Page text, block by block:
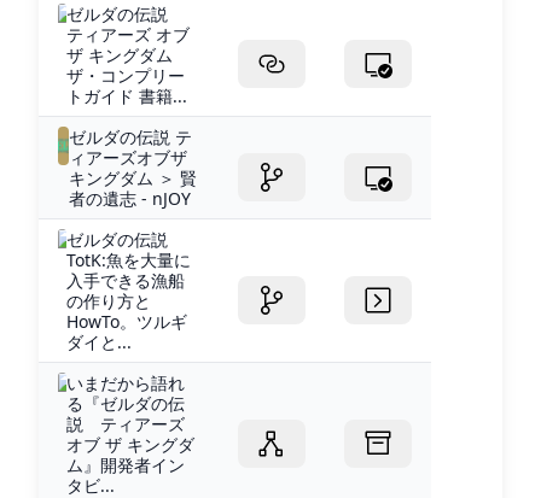
ゼルダの伝説
ティアーズ オブ
ザ キングダム
ザ・コンプリー
トガイド 書籍...
ゼルダの伝説 テ
ィアーズオブザ
キングダム ＞ 賢
者の遺志 - nJOY
ゼルダの伝説
TotK:魚を大量に
入手できる漁船
の作り方と
HowTo。ツルギ
ダイと...
いまだから語れ
る『ゼルダの伝
説 ティアーズ
オブ ザ キングダ
ム』開発者イン
タビ...